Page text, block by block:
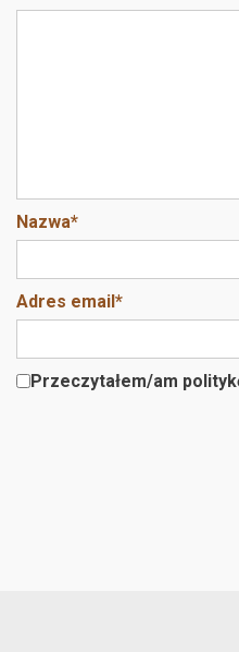
Nazwa*
Adres email*
Przeczytałem/am